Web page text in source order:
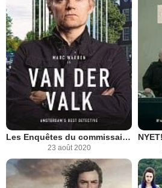
Les Enquêtes du commissaire Van der Valk
23 août 2020